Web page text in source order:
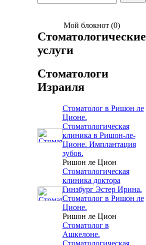
Мой блокнот (0)
Стоматологические
услуги
Стоматологи
Израиля
Стоматолог в Ришон ле
Ционе.
Стоматологическая
клиника в Ришон-ле-
Ционе. Имплантация
зубов.
Ришон ле Цион
Стоматологическая
клиника доктора
Гинзбург Эстер Ирина.
Стоматолог в Ришон ле
Ционе.
Ришон ле Цион
Стоматолог в
Ашкелоне.
Стоматологическая